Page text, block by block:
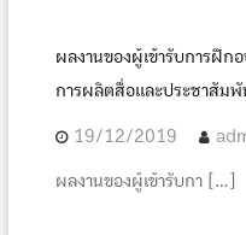
ผลงานของผู้เข้ารับการฝึก
การผลิตสื่อและประชาสัมพั
19/12/2019
ผลงานของผู้เข้ารับกา […]